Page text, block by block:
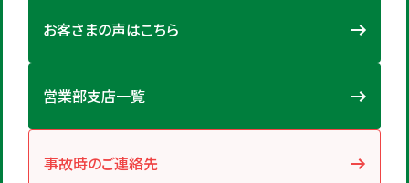
お客さまの声はこちら
営業部支店一覧
事故時のご連絡先